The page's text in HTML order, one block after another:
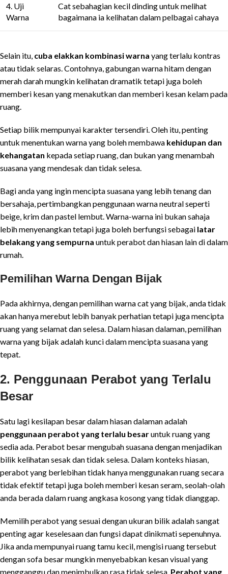
4. Uji
Warna
Cat sebahagian kecil dinding untuk melihat
bagaimana ia kelihatan dalam pelbagai cahaya
Selain itu, cuba elakkan kombinasi warna yang terlalu kontras
atau tidak selaras. Contohnya, gabungan warna hitam dengan
merah darah mungkin kelihatan dramatik tetapi juga boleh
memberi kesan yang menakutkan dan memberi kesan kelam pada
ruang.
Setiap bilik mempunyai karakter tersendiri. Oleh itu, penting
untuk menentukan warna yang boleh membawa kehidupan dan
kehangatan kepada setiap ruang, dan bukan yang menambah
suasana yang mendesak dan tidak selesa.
Bagi anda yang ingin mencipta suasana yang lebih tenang dan
bersahaja, pertimbangkan penggunaan warna neutral seperti
beige, krim dan pastel lembut. Warna-warna ini bukan sahaja
lebih menyenangkan tetapi juga boleh berfungsi sebagai latar
belakang yang sempurna untuk perabot dan hiasan lain di dalam
rumah.
Pemilihan Warna Dengan Bijak
Pada akhirnya, dengan pemilihan warna cat yang bijak, anda tidak
akan hanya merebut lebih banyak perhatian tetapi juga mencipta
ruang yang selamat dan selesa. Dalam hiasan dalaman, pemilihan
warna yang bijak adalah kunci dalam mencipta suasana yang
tepat.
2. Penggunaan Perabot yang Terlalu
Besar
Satu lagi kesilapan besar dalam hiasan dalaman adalah
penggunaan perabot yang terlalu besaruntuk ruang yang
sedia ada. Perabot besar mengubah suasana dengan menjadikan
bilik kelihatan sesak dan tidak selesa. Dalam konteks hiasan,
perabot yang berlebihan tidak hanya menggunakan ruang secara
tidak efektif tetapi juga boleh memberi kesan seram, seolah-olah
anda berada dalam ruang angkasa kosong yang tidak dianggap.
Memilih perabot yang sesuai dengan ukuran bilik adalah sangat
penting agar keselesaan dan fungsi dapat dinikmati sepenuhnya.
Jika anda mempunyai ruang tamu kecil, mengisi ruang tersebut
dengan sofa besar mungkin menyebabkan kesan visual yang
mengganggu dan menimbulkan rasa tidak selesa. Perabot yang